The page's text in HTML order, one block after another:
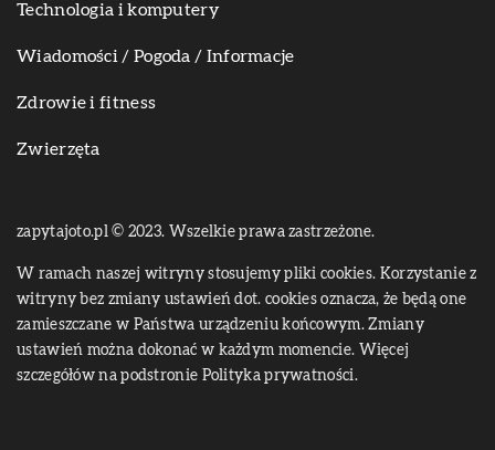
Technologia i komputery
Wiadomości / Pogoda / Informacje
Zdrowie i fitness
Zwierzęta
zapytajoto.pl © 2023. Wszelkie prawa zastrzeżone.
W ramach naszej witryny stosujemy pliki cookies. Korzystanie z
witryny bez zmiany ustawień dot. cookies oznacza, że będą one
zamieszczane w Państwa urządzeniu końcowym. Zmiany
ustawień można dokonać w każdym momencie. Więcej
szczegółów na podstronie Polityka prywatności.